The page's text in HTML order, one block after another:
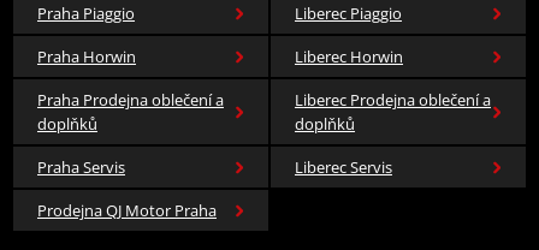
545 Kč
Skladem u dodavatele
Praha Piaggio
Liberec Piaggio
Praha Horwin
Liberec Horwin
Praha Prodejna oblečení a
doplňků
Liberec Prodejna oblečení a
doplňků
Praha Servis
Liberec Servis
Prodejna QJ Motor Praha